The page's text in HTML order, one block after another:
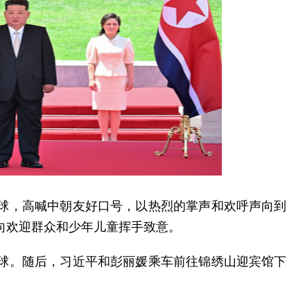
高喊中朝友好口号，以热烈的掌声和欢呼声向到
迎群众和少年儿童挥手致意。
。随后，习近平和彭丽媛乘车前往锦绣山迎宾馆下